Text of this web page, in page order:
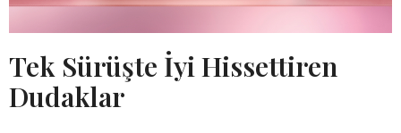
Tek Sürüşte İyi Hissettiren
Dudaklar